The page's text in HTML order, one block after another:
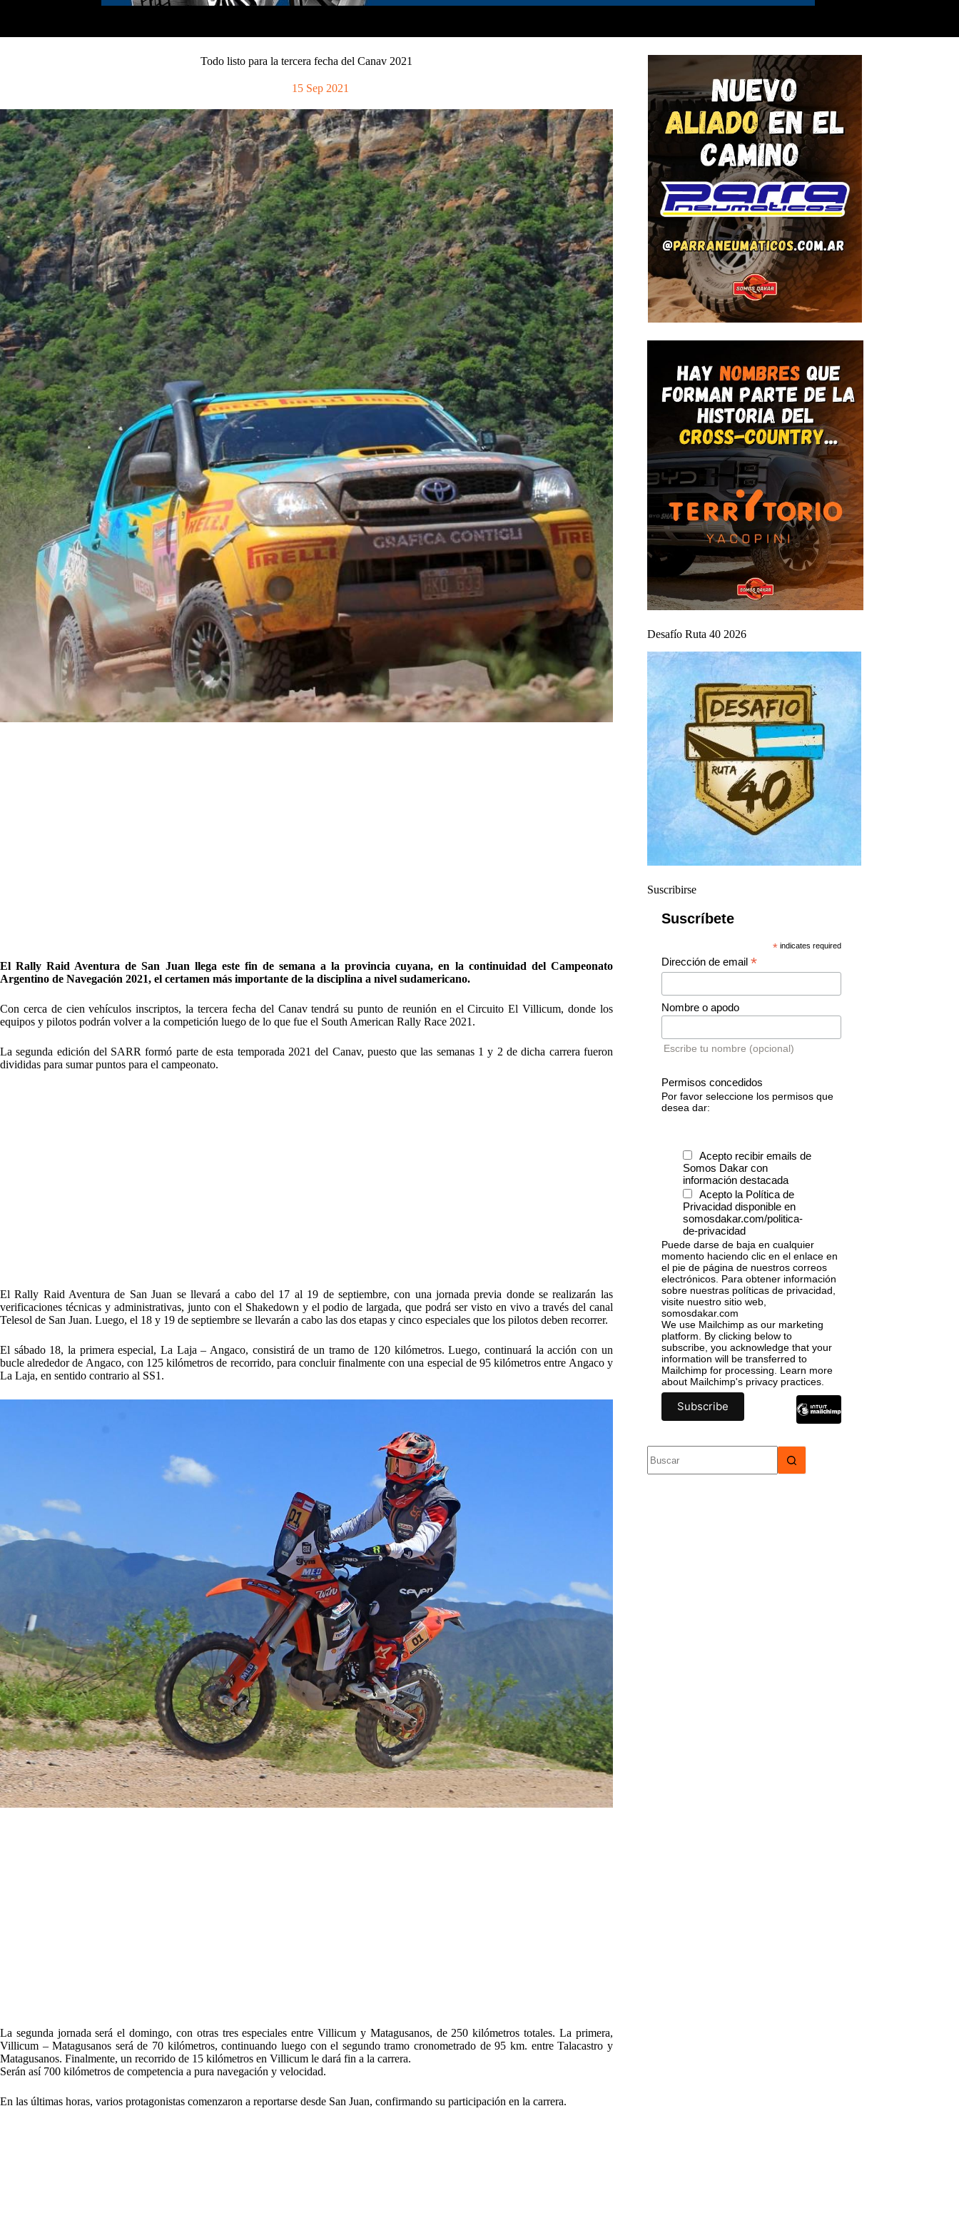
Todo listo para la tercera fecha del Canav 2021
15 Sep 2021
El Rally Raid Aventura de San Juan llega este fin de semana a la provincia cuyana, en la continuidad del Campeonato
Argentino de Navegación 2021, el certamen más importante de la disciplina a nivel sudamericano.
Con cerca de cien vehículos inscriptos, la tercera fecha del Canav tendrá su punto de reunión en el Circuito El Villicum, donde los
equipos y pilotos podrán volver a la competición luego de lo que fue el South American Rally Race 2021.
La segunda edición del SARR formó parte de esta temporada 2021 del Canav, puesto que las semanas 1 y 2 de dicha carrera fueron
divididas para sumar puntos para el campeonato.
El Rally Raid Aventura de San Juan se llevará a cabo del 17 al 19 de septiembre, con una jornada previa donde se realizarán las
verificaciones técnicas y administrativas, junto con el Shakedown y el podio de largada, que podrá ser visto en vivo a través del canal
Telesol de San Juan. Luego, el 18 y 19 de septiembre se llevarán a cabo las dos etapas y cinco especiales que los pilotos deben recorrer.
El sábado 18, la primera especial, La Laja – Angaco, consistirá de un tramo de 120 kilómetros. Luego, continuará la acción con un
bucle alrededor de Angaco, con 125 kilómetros de recorrido, para concluir finalmente con una especial de 95 kilómetros entre Angaco y
La Laja, en sentido contrario al SS1.
La segunda jornada será el domingo, con otras tres especiales entre Villicum y Matagusanos, de 250 kilómetros totales. La primera,
Villicum – Matagusanos será de 70 kilómetros, continuando luego con el segundo tramo cronometrado de 95 km. entre Talacastro y
Matagusanos. Finalmente, un recorrido de 15 kilómetros en Villicum le dará fin a la carrera.
Serán así 700 kilómetros de competencia a pura navegación y velocidad.
En las últimas horas, varios protagonistas comenzaron a reportarse desde San Juan, confirmando su participación en la carrera.
Desafío Ruta 40 2026
Suscribirse
Suscríbete
* indicates required
Dirección de email*
Nombre o apodo
Escribe tu nombre (opcional)
Permisos concedidos
Por favor seleccione los permisos que
desea dar:
Acepto recibir emails de
Somos Dakar con
información destacada
Acepto la Política de
Privacidad disponible en
somosdakar.com/politica-
de-privacidad
Puede darse de baja en cualquier
momento haciendo clic en el enlace en
el pie de página de nuestros correos
electrónicos. Para obtener información
sobre nuestras políticas de privacidad,
visite nuestro sitio web,
somosdakar.com
We use Mailchimp as our marketing
platform. By clicking below to
subscribe, you acknowledge that your
information will be transferred to
Mailchimp for processing. Learn more
about Mailchimp's privacy practices.